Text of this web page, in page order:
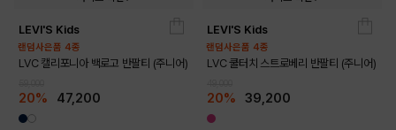
140
LEVI'S Kids
랜덤사은품 4종
LVC 캘리포니아 백로고 반팔티 (주니어)
20% 47,200
140
LEVI'S Kids
랜덤사은품 4종
LVC 쿨터치 스트로베리 반팔티 (주니어)
20% 39,200